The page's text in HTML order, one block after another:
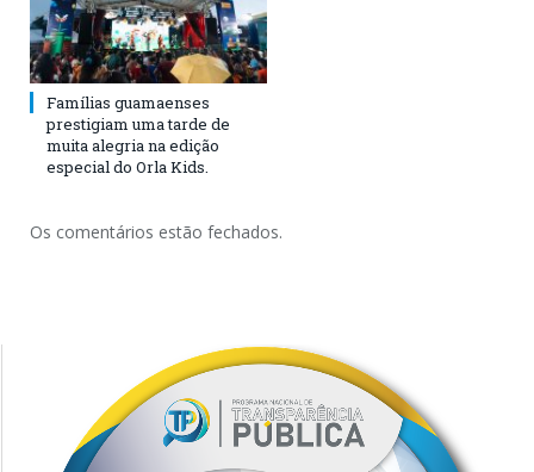
Famílias guamaenses
prestigiam uma tarde de
muita alegria na edição
especial do Orla Kids.
Os comentários estão fechados.